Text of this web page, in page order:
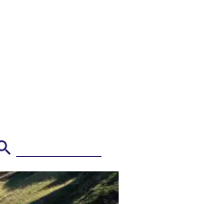
for: